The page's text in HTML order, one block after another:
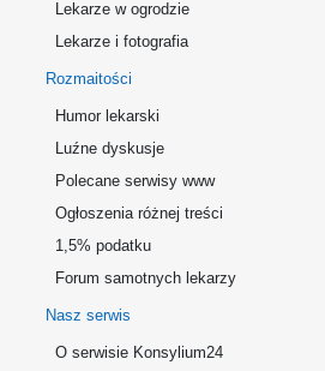
Lekarze w ogrodzie
Lekarze i fotografia
Rozmaitości
Humor lekarski
Luźne dyskusje
Polecane serwisy www
Ogłoszenia różnej treści
1,5% podatku
Forum samotnych lekarzy
Nasz serwis
O serwisie Konsylium24